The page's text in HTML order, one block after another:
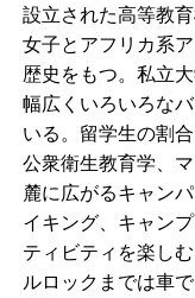
設立された高等教
女子とアフリカ系
歴史をもつ。私立
幅広くいろいろな
いる。留学生の割
公衆衛生教育学、
麓に広がるキャン
イキング、キャン
ティビティを楽し
ルロックまでは車